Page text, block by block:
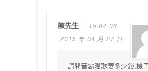
陳先生
15:04:06
2015 年 04 月 27 日
請問音霸灌歌要多少錢,機